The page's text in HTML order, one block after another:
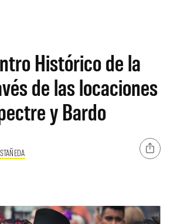
Histórico de la
de las locaciones
y Bardo